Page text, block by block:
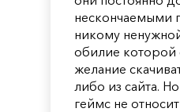
нескончаемыми
никому
обилие которой
желание
либо из сайта.
геймс не